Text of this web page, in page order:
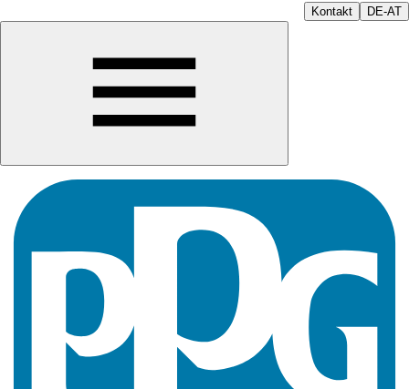
Kontakt DE-AT